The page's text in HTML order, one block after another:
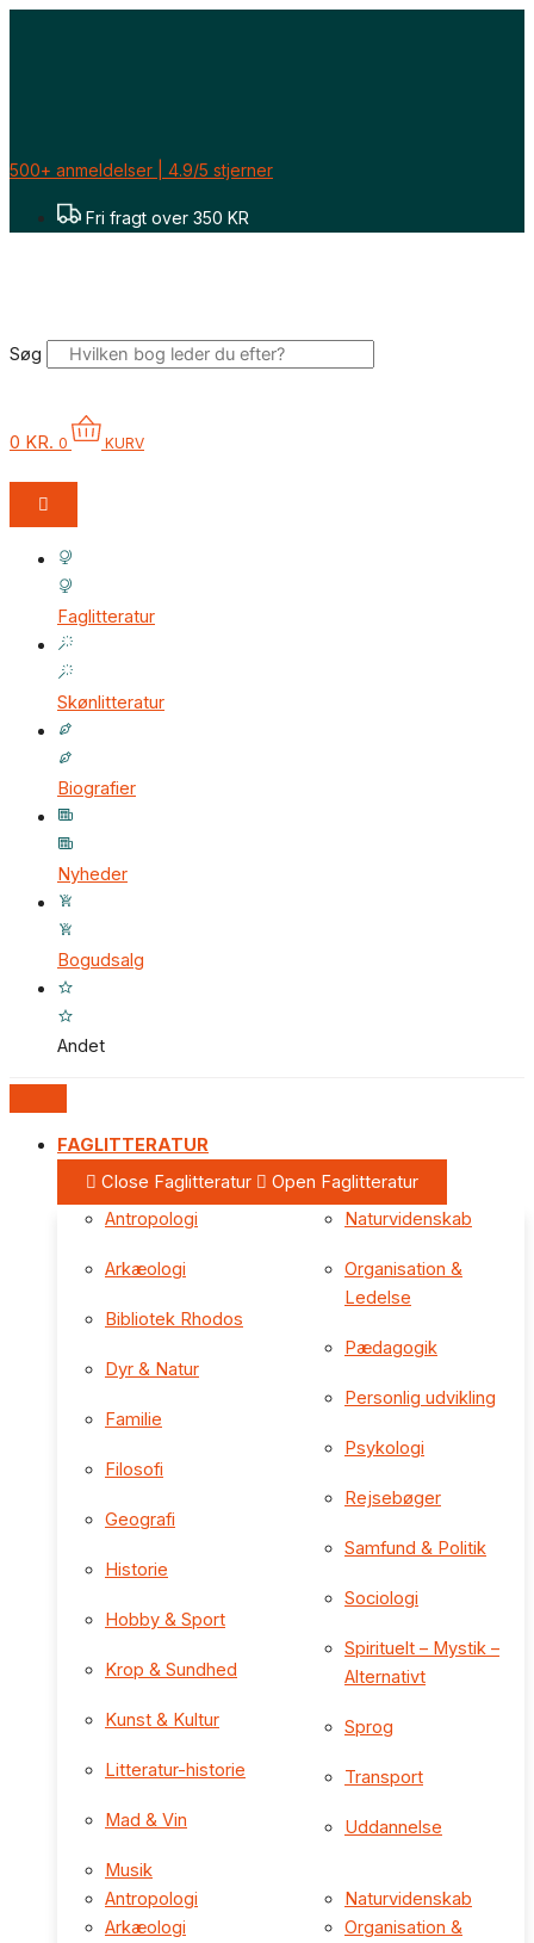
Gå
500+ anmeldelser | 4.9/5 stjerner
Fri fragt over 350 KR
Søg
0 KR. 0 KURV
Faglitteratur
Skønlitteratur
Biografier
Nyheder
Bogudsalg
Andet
FAGLITTERATUR
Close Faglitteratur
Open Faglitteratur
Antropologi
Arkæologi
Bibliotek Rhodos
Dyr & Natur
Familie
Filosofi
Geografi
Historie
Hobby & Sport
Krop & Sundhed
Kunst & Kultur
Litteratur-historie
Mad & Vin
Musik
Naturvidenskab
Organisation &
Ledelse
Pædagogik
Personlig udvikling
Psykologi
Rejsebøger
Samfund & Politik
Sociologi
Spirituelt – Mystik –
Alternativt
Sprog
Transport
Uddannelse
Antropologi
Arkæologi
Naturvidenskab
Organisation &